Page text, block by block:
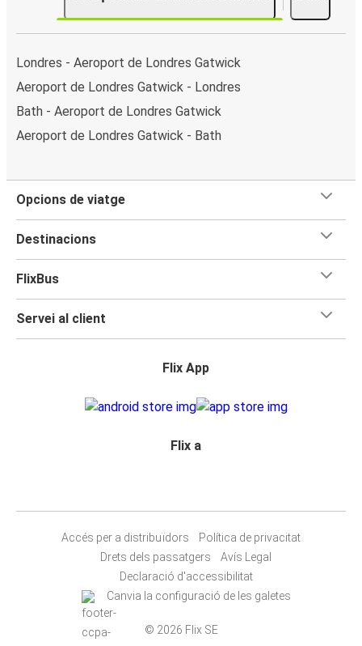
Londres - Aeroport de Londres Gatwick
Aeroport de Londres Gatwick - Londres
Bath - Aeroport de Londres Gatwick
Aeroport de Londres Gatwick - Bath
Opcions de viatge
Destinacions
FlixBus
Servei al client
Flix App
Flix a
Accés per a distribuïdors
Política de privacitat
Drets dels passatgers
Avís Legal
Declaració d'accessibilitat
Canvia la configuració de les galetes
© 2026 Flix SE